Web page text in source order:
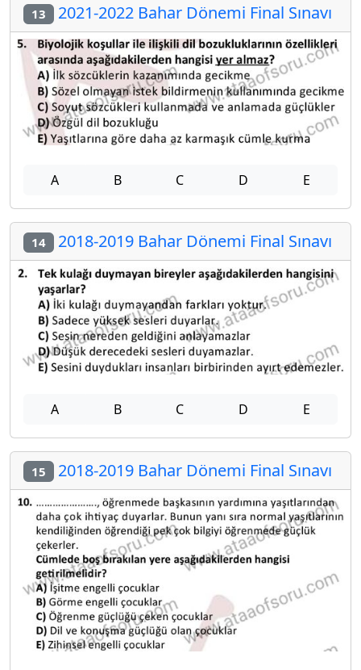
13 2021-2022 Bahar Dönemi Final Sınavı
A B C D E
14 2018-2019 Bahar Dönemi Final Sınavı
A B C D E
15 2018-2019 Bahar Dönemi Final Sınavı